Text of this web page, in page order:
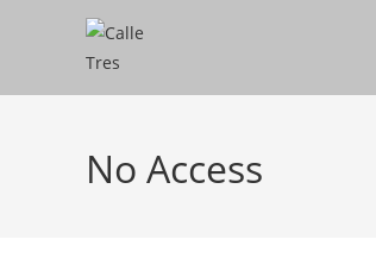
No Access